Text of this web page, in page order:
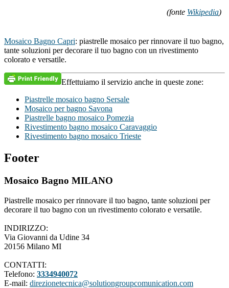
(fonte Wikipedia)
Mosaico Bagno Capri: piastrelle mosaico per rinnovare il tuo bagno,
tante soluzioni per decorare il tuo bagno con un rivestimento
colorato e versatile.
Effettuiamo il servizio anche in queste zone:
Piastrelle mosaico bagno Sersale
Mosaico per bagno Savona
Piastrelle bagno mosaico Pomezia
Rivestimento bagno mosaico Caravaggio
Rivestimento bagno mosaico Trieste
Footer
Mosaico Bagno MILANO
Piastrelle mosaico per rinnovare il tuo bagno, tante soluzioni per
decorare il tuo bagno con un rivestimento colorato e versatile.
INDIRIZZO:
Via Giovanni da Udine 34
20156 Milano MI
CONTATTI:
Telefono: 3334940072
E-mail: direzionetecnica@solutiongroupcomunication.com